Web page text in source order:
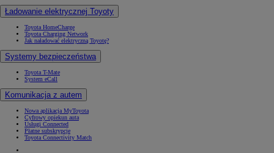
Ładowanie elektrycznej Toyoty
Toyota HomeCharge
Toyota Charging Network
Jak naładować elektryczną Toyotę?
Systemy bezpieczeństwa
Toyota T-Mate
System eCall
Komunikacja z autem
Nowa aplikacja MyToyota
Cyfrowy opiekun auta
Usługi Connected
Płatne subskrypcje
Toyota Connectivity Match